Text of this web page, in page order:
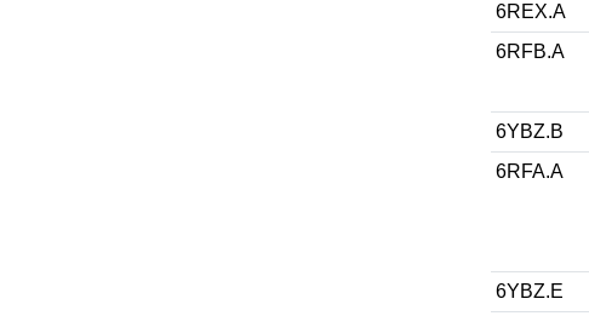
6REX.A
6RFB.A
6YBZ.B
6RFA.A
6YBZ.E